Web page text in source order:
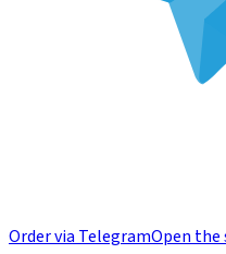
Order via TelegramOpen